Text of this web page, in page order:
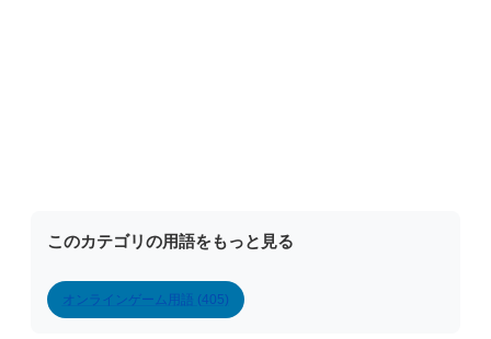
このカテゴリの用語をもっと見る
オンラインゲーム用語 (405)